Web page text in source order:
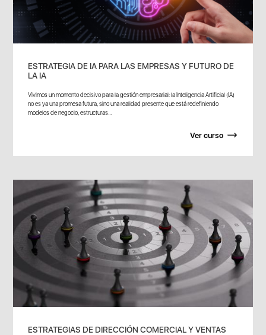
ESTRATEGIA DE IA PARA LAS EMPRESAS Y FUTURO DE
LA IA
Vivimos un momento decisivo para la gestión empresarial: la Inteligencia Artificial (IA)
no es ya una promesa futura, sino una realidad presente que está redefiniendo
modelos de negocio, estructuras...
Ver curso
ESTRATEGIAS DE DIRECCIÓN COMERCIAL Y VENTAS